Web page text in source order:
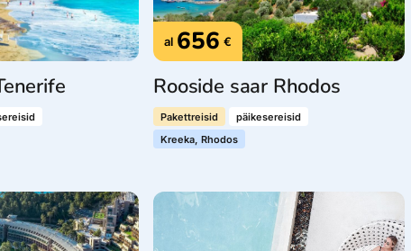
al 656 €
Rooside saar Rhodos
Pakettreisid
päikesereisid
Kreeka, Rhodos